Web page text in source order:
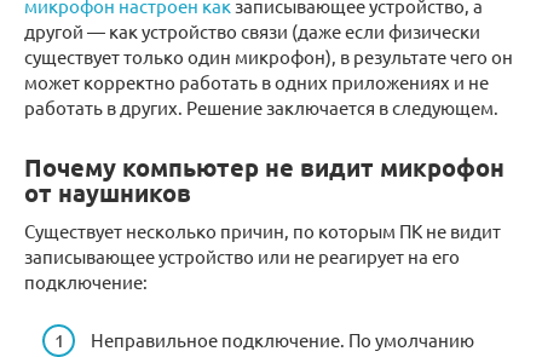
микрофон настроен как записывающее устройство, а
другой — как устройство связи (даже если физически
существует только один микрофон), в результате чего он
может корректно работать в одних приложениях и не
работать в других. Решение заключается в следующем.
Почему компьютер не видит микрофон
от наушников
Существует несколько причин, по которым ПК не видит
записывающее устройство или не реагирует на его
подключение:
Неправильное подключение. По умолчанию